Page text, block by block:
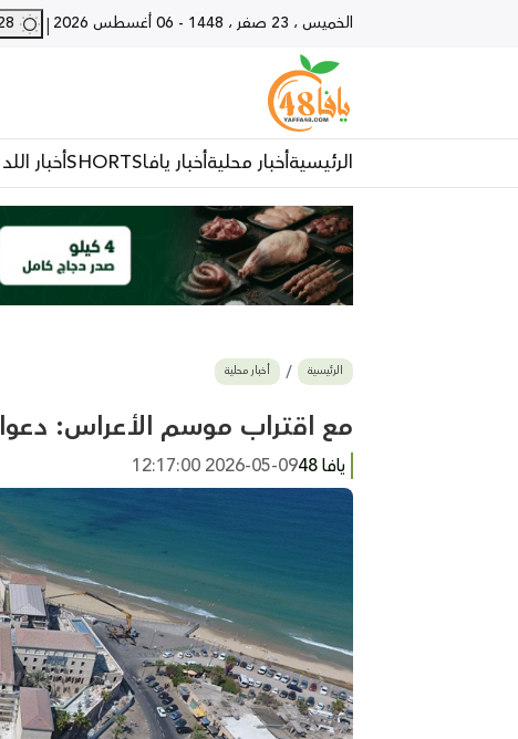
الخميس ، 23 صفر ، 1448 - 06 أغسطس 2026 |
الرئيسيةأخبار محليةأخبار يافاSHORTSأخبار
الرئيسية أخبار محلية
مع اقتراب موسم الأعراس:
يافا 48 2026-05-09 12:17:00